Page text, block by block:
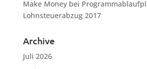
Make Moneybei
Lohnsteuerabzug 2017
Archive
Juli 2026